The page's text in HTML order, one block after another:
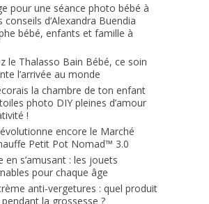
pour une séance photo bébé à
conseils d’Alexandra Buendia
bébé, enfants et famille à
le Thalasso Bain Bébé, ce soin
l’arrivée au monde
la chambre de ton enfant
photo DIY pleines d’amour
!
encore le Marché
Petit Pot Nomad™ 3.0
en s’amusant : les jouets
pour chaque âge
anti-vergetures : quel produit
la grossesse ?